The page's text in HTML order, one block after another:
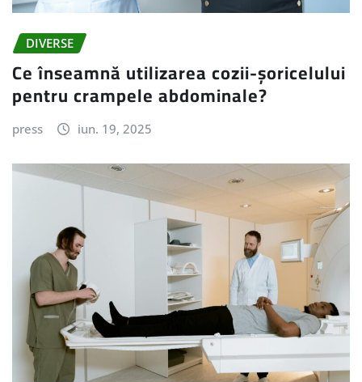
DIVERSE
Ce înseamnă utilizarea cozii-șoricelului
pentru crampele abdominale?
press iun. 19, 2025